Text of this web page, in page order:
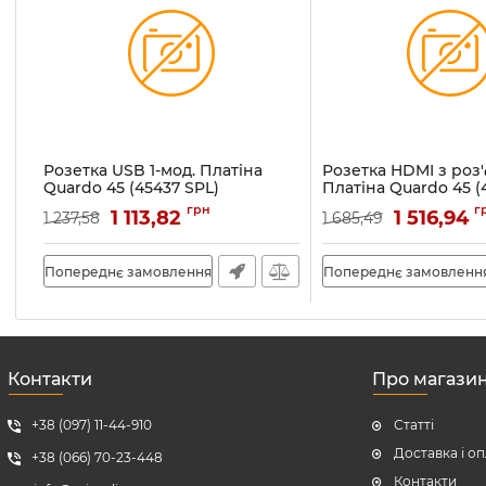
Розетка USB 1-мод. Платіна
Quardo 45 (45437 SPL)
Артикул: 45437 SPL
1 237,58 1 113,82 грн
Попереднє замовлення
Розетка HDMI з
Платіна Quardo 45
Артикул: 45435 SPL
1 685,49 1 516,94
Попереднє
Контакти
+38 (097) 11-44-910
+38 (066) 70-23-448
Про
Статті
Доставка і
Контакти